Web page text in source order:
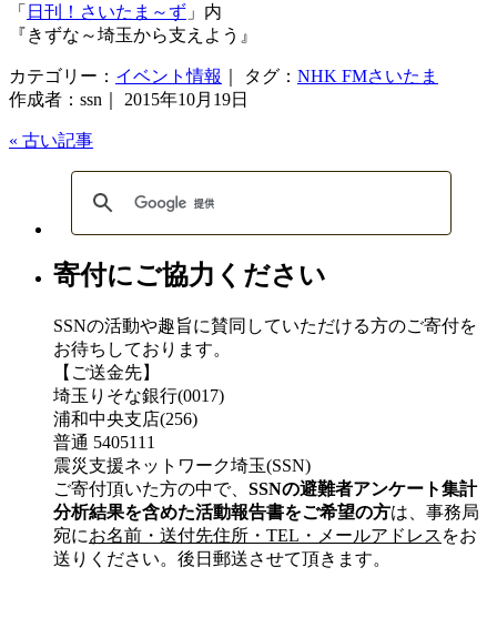
「 日刊！さいたま～ず 」内
『きずな～埼玉から支えよう』
カテゴリー： イベント情報 ｜ タグ： NHK FMさいたま
作成者：ssn｜ 2015年10月19日
« 古い記事
寄付にご協力ください
SSNの活動や趣旨に賛同していただける方のご寄付を
お待ちしております。
【ご送金先】
埼玉りそな銀行(0017)
浦和中央支店(256)
普通 5405111
震災支援ネットワーク埼玉(SSN)
ご寄付頂いた方の中で、 SSNの避難者アンケート集計
分析結果を含めた活動報告書をご希望の方は、事務局
宛にお名前・送付先住所・TEL・メールアドレス をお
送りください。後日郵送させて頂きます。